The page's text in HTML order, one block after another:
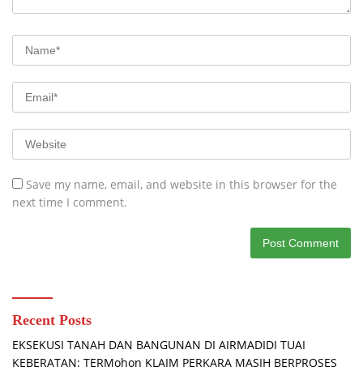
Save my name, email, and website in this browser for the
next time I comment.
Recent Posts
EKSEKUSI TANAH DAN BANGUNAN DI AIRMADIDI TUAI
KEBERATAN: TERMohon KLAIM PERKARA MASIH BERPROSES